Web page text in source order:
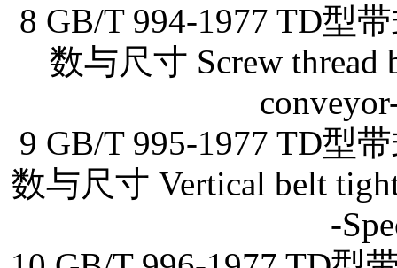
8 GB/T 994-1977 TD型
数与尺寸 Screw thread
9 GB/T 995-1977 TD型
数与尺寸 Vertical belt
-